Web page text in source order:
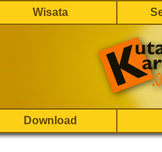
Wisata
Download